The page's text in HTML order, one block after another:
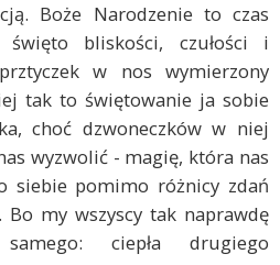
Boże Narodzenie to czas
bliskości, czułości i
w nos wymierzony
tak to świętowanie ja sobie
choć dzwoneczków w niej
wyzwolić - magię, która nas
siebie pomimo różnicy zdań
Bo my wszyscy tak naprawdę
ciepła drugiego